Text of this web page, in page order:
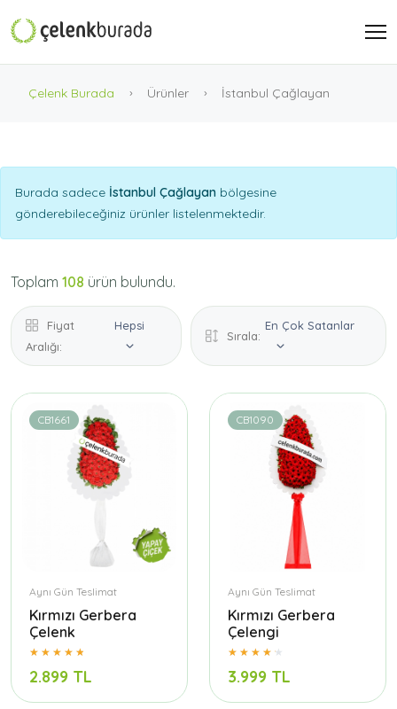
Çelenk Burada Ürünler İstanbul Çağlayan
Burada sadece İstanbul Çağlayan bölgesine
gönderebileceğiniz ürünler listelenmektedir.
Toplam 108 ürün bulundu.
Fiyat
Aralığı:
Hepsi
Sırala:
En Çok Satanlar
CB1661
Aynı Gün Teslimat
Kırmızı Gerbera
Çelenk
2.899 TL
CB1090
Aynı Gün Teslimat
Kırmızı Gerbera
Çelengi
3.999 TL